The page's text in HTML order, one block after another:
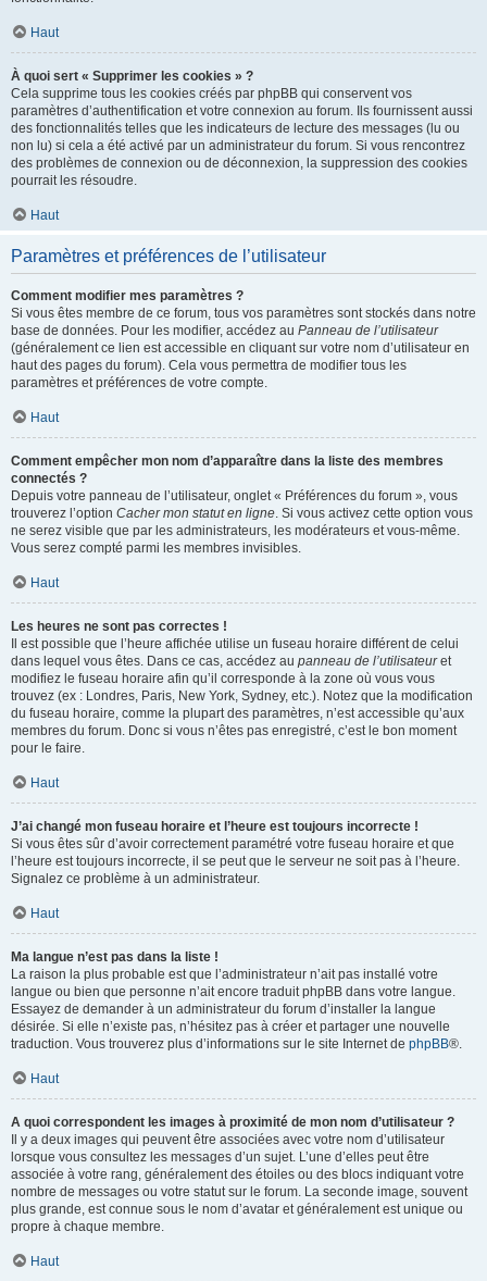
Haut
À quoi sert « Supprimer les cookies » ?
Cela supprime tous les cookies créés par phpBB qui conservent vos
paramètres d’authentification et votre connexion au forum. Ils fournissent aussi
des fonctionnalités telles que les indicateurs de lecture des messages (lu ou
non lu) si cela a été activé par un administrateur du forum. Si vous rencontrez
des problèmes de connexion ou de déconnexion, la suppression des cookies
pourrait les résoudre.
Haut
Paramètres et préférences de l’utilisateur
Comment modifier mes paramètres ?
Si vous êtes membre de ce forum, tous vos paramètres sont stockés dans notre
base de données. Pour les modifier, accédez au Panneau de l’utilisateur
(généralement ce lien est accessible en cliquant sur votre nom d’utilisateur en
haut des pages du forum). Cela vous permettra de modifier tous les
paramètres et préférences de votre compte.
Haut
Comment empêcher mon nom d’apparaître dans la liste des membres
connectés ?
Depuis votre panneau de l’utilisateur, onglet « Préférences du forum », vous
trouverez l’option Cacher mon statut en ligne. Si vous activez cette option vous
ne serez visible que par les administrateurs, les modérateurs et vous-même.
Vous serez compté parmi les membres invisibles.
Haut
Les heures ne sont pas correctes !
Il est possible que l’heure affichée utilise un fuseau horaire différent de celui
dans lequel vous êtes. Dans ce cas, accédez au panneau de l’utilisateuret
modifiez le fuseau horaire afin qu’il corresponde à la zone où vous vous
trouvez (ex : Londres, Paris, New York, Sydney, etc.). Notez que la modification
du fuseau horaire, comme la plupart des paramètres, n’est accessible qu’aux
membres du forum. Donc si vous n’êtes pas enregistré, c’est le bon moment
pour le faire.
Haut
J’ai changé mon fuseau horaire et l’heure est toujours incorrecte !
Si vous êtes sûr d’avoir correctement paramétré votre fuseau horaire et que
l’heure est toujours incorrecte, il se peut que le serveur ne soit pas à l’heure.
Signalez ce problème à un administrateur.
Haut
Ma langue n’est pas dans la liste !
La raison la plus probable est que l’administrateur n’ait pas installé votre
langue ou bien que personne n’ait encore traduit phpBB dans votre langue.
Essayez de demander à un administrateur du forum d’installer la langue
désirée. Si elle n’existe pas, n’hésitez pas à créer et partager une nouvelle
traduction. Vous trouverez plus d’informations sur le site Internet de phpBB®.
Haut
A quoi correspondent les images à proximité de mon nom d’utilisateur ?
Il y a deux images qui peuvent être associées avec votre nom d’utilisateur
lorsque vous consultez les messages d’un sujet. L’une d’elles peut être
associée à votre rang, généralement des étoiles ou des blocs indiquant votre
nombre de messages ou votre statut sur le forum. La seconde image, souvent
plus grande, est connue sous le nom d’avatar et généralement est unique ou
propre à chaque membre.
Haut